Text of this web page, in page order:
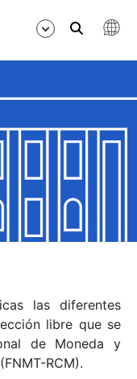
las diferentes
libre que se
de Moneda y
RCM).